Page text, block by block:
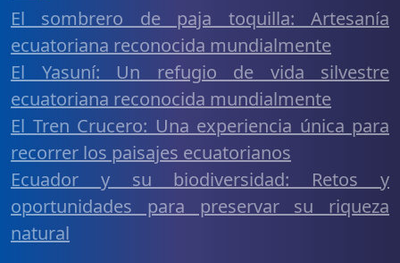
El sombrero de paja toquilla: Artesanía
ecuatoriana reconocida mundialmente
El Yasuní: Un refugio de vida silvestre
ecuatoriana reconocida mundialmente
El Tren Crucero: Una experiencia única para
recorrer los paisajes ecuatorianos
Ecuador y su biodiversidad: Retos y
oportunidades para preservar su riqueza
natural